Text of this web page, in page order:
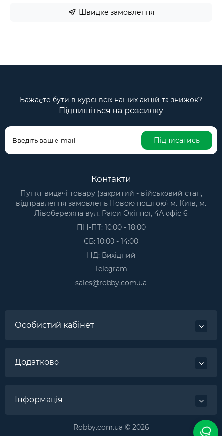
Швидке замовлення
Бажаєте бути в курсі всіх наших акцій та знижок?
Підпишіться на розсилку
Підписатись
Контакти
Пункт видачі товару (закритий - військовий стан,
відправлення замовлень Новою поштою) м. Київ, м.
Лівобережна вул. Раїси Окіпної, 4А офіс 6
ПН-ПТ: 10:00 - 18:00
СБ: 10:00 - 14:00
НД: Вихідний
Telegram
sales@robby.com.ua
Особистий кабінет
Додатково
Інформація
Robby.com.ua © 2026